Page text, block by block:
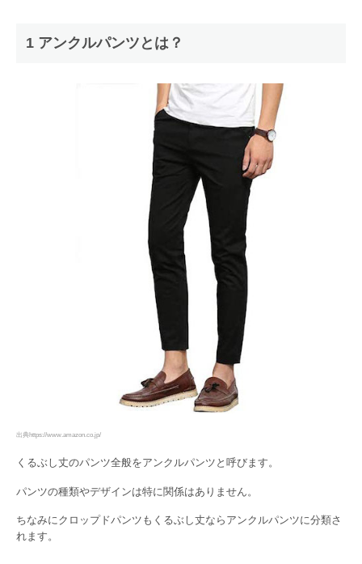
1 アンクルパンツとは？
出典https://www.amazon.co.jp/
くるぶし丈のパンツ全般をアンクルパンツと呼びます。
パンツの種類やデザインは特に関係はありません。
ちなみにクロップドパンツもくるぶし丈ならアンクルパンツに分類さ
れます。